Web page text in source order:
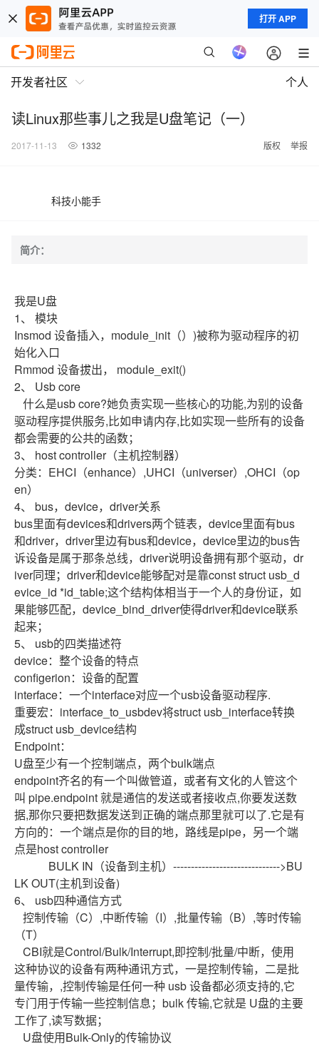
打开 APP
开发者社区 个人
读Linux那些事儿之我是U盘笔记（一）
2017-11-13 1332 版权 举报
科技小能手
简介：
我是U盘
1、 模块
Insmod 设备插入，module_init（）)被称为驱动程序的初
始化入口
Rmmod 设备拔出， module_exit()
2、 Usb core
什么是usb core?她负责实现一些核心的功能,为别的设备
驱动程序提供服务,比如申请内存,比如实现一些所有的设备
都会需要的公共的函数；
3、 host controller（主机控制器）
分类：EHCI（enhance）,UHCI（universer）,OHCI（op
en）
4、 bus，device，driver关系
bus里面有devices和drivers两个链表，device里面有bus
和driver，driver里边有bus和device，device里边的bus告
诉设备是属于那条总线，driver说明设备拥有那个驱动，dr
iver同理；driver和device能够配对是靠const struct usb_d
evice_id *id_table;这个结构体相当于一个人的身份证，如
果能够匹配，device_bind_driver使得driver和device联系
起来；
5、 usb的四类描述符
device：整个设备的特点
configerion：设备的配置
interface：一个interface对应一个usb设备驱动程序.
重要宏：interface_to_usbdev将struct usb_interface转换
成struct usb_device结构
Endpoint：
U盘至少有一个控制端点，两个bulk端点
endpoint齐名的有一个叫做管道，或者有文化的人管这个
叫 pipe.endpoint 就是通信的发送或者接收点,你要发送数
据,那你只要把数据发送到正确的端点那里就可以了.它是有
方向的：一个端点是你的目的地，路线是pipe，另一个端
点是host controller
BULK IN （设备到主机）------------------------------>BU
LK OUT(主机到设备)
6、 usb四种通信方式
控制传输（C）,中断传输（I）,批量传输（B）,等时传输
（T）
CBI就是Control/Bulk/Interrupt,即控制/批量/中断，使用
这种协议的设备有两种通讯方式，一是控制传输，二是批
量传输，,控制传输是任何一种 usb 设备都必须支持的,它
专门用于传输一些控制信息；bulk 传输,它就是 U盘的主要
工作了,读写数据；
U盘使用Bulk-Only的传输协议